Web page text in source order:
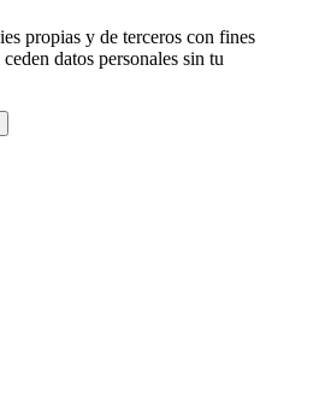
propias y de terceros con fines
datos personales sin tu